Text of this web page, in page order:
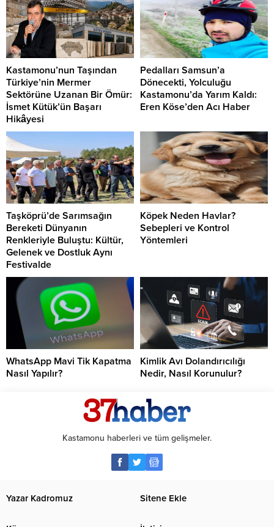
Kastamonu’nun Taşından
Türkiye’nin Mermer
Sektörüne Uzanan Bir Ömür:
İsmet Kütük’ün Başarı
Hikâyesi
Pedalları Samsun’a
Dönecekti, Yolculuğu
Kastamonu’da Yarım Kaldı:
Eren Köse’den Acı Haber
Taşköprü’de Sarımsağın
Bereketi Dünyanın
Renkleriyle Buluştu: Kültür,
Gelenek ve Dostluk Aynı
Festivalde
Köpek Neden Havlar?
Sebepleri ve Kontrol
Yöntemleri
WhatsApp Mavi Tik Kapatma
Nasıl Yapılır?
Kimlik Avı Dolandırıcılığı
Nedir, Nasıl Korunulur?
Kastamonu haberleri ve tüm gelişmeler.
Yazar Kadromuz Sitene Ekle